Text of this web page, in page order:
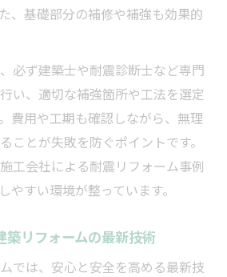
、基礎部分の補修や補強も効果的
必ず建築士や耐震診断士など専門
い、適切な補強箇所や工法を選定
費用や工期も確認しながら、無理
ことが失敗を防ぐポイントです。
工会社による耐震リフォーム事例
やすい環境が整っています。
築リフォームの最新技術
では、安心と安全を高める最新技